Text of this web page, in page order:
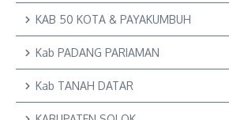
KAB 50 KOTA & PAYAKUMBUH
Kab PADANG PARIAMAN
Kab TANAH DATAR